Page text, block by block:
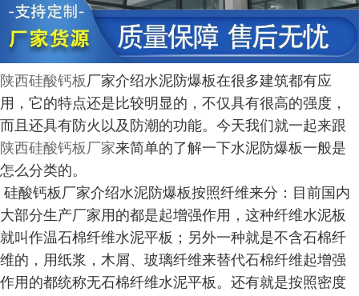
陕西硅酸钙板厂家介绍水泥防爆板在很多建筑都有应
用，它的特点还是比较明显的，不仅具有很高的强度，
而且还具有防火以及防潮的功能。今天我们就一起来跟
陕西硅酸钙板厂家来简单的了解一下水泥防爆板一般是
怎么分类的。
硅酸钙板厂家介绍水泥防爆板按照纤维来分：目前国内
大部分生产厂家用的都是起增强作用，这种纤维水泥板
就叫作温石棉纤维水泥平板；另外一种就是不含石棉纤
维的，用纸浆，木屑、玻璃纤维来替代石棉纤维起增强
作用的都统称无石棉纤维水泥平板。还有就是按照密度